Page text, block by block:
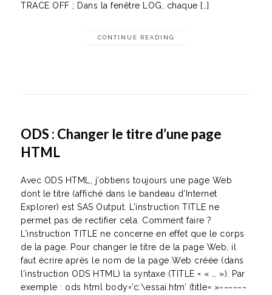
TRACE OFF ; Dans la fenêtre LOG, chaque […]
CONTINUE READING
ODS : Changer le titre d’une page
HTML
Avec ODS HTML, j’obtiens toujours une page Web
dont le titre (affiché dans le bandeau d’Internet
Explorer) est SAS Output. L’instruction TITLE ne
permet pas de rectifier cela. Comment faire ?
L’instruction TITLE ne concerne en effet que le corps
de la page. Pour changer le titre de la page Web, il
faut écrire après le nom de la page Web créée (dans
l’instruction ODS HTML) la syntaxe (TITLE = « … »). Par
exemple : ods html body=’c:\essai.htm’ (title= »~~~~~~